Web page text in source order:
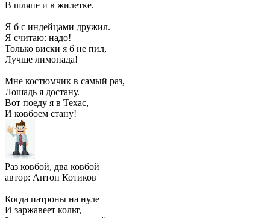
В шляпе и в жилетке.
Я б с индейцами дружил.
Я считаю: надо!
Только виски я б не пил,
Лучше лимонада!
Мне костюмчик в самый раз,
Лошадь я достану.
Вот поеду я в Техас,
И ковбоем стану!
Раз ковбой, два ковбой
автор: Антон Котиков
Когда патроны на нуле
И заржавеет кольт,